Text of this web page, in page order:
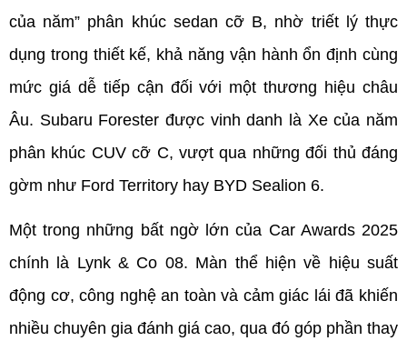
của năm” phân khúc sedan cỡ B, nhờ triết lý thực
dụng trong thiết kế, khả năng vận hành ổn định cùng
mức giá dễ tiếp cận đối với một thương hiệu châu
Âu. Subaru Forester được vinh danh là Xe của năm
phân khúc CUV cỡ C, vượt qua những đối thủ đáng
gờm như Ford Territory hay BYD Sealion 6.
Một trong những bất ngờ lớn của Car Awards 2025
chính là Lynk & Co 08. Màn thể hiện về hiệu suất
động cơ, công nghệ an toàn và cảm giác lái đã khiến
nhiều chuyên gia đánh giá cao, qua đó góp phần thay